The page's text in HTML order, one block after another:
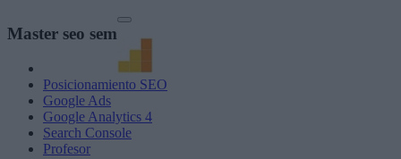
Master seo sem
Posicionamiento SEO
Google Ads
Google Analytics 4
Search Console
Profesor